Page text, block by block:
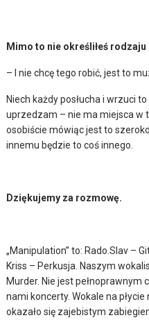
Mimo to nie określiłeś
– I nie chcę tego robić, jest to
Niech każdy posłucha i wrzuci
uprzedzam – nie ma miejsca w
osobiście mówiąc jest to
innemu będzie to coś innego.
Dziękujemy za rozmowę.
„Manipulation” to: Rado.Slav –
Kriss – Perkusja. Naszym
Murder. Nie jest pełnoprawnym
nami koncerty. Wokale na
okazało się zajebistym